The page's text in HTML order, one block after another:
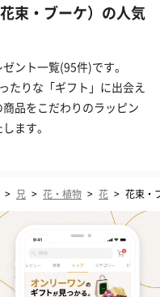
束・ブーケ）の人気
ント一覧(95件)です。
たりな「ギフト」に出会え
品をこだわりのラッピン
ます。
> 兄 > 花・植物 > 花 > 花束・